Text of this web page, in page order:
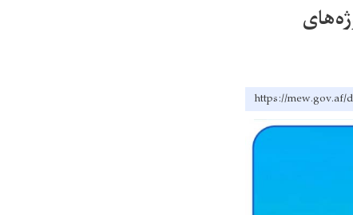
https://mew.gov.af/